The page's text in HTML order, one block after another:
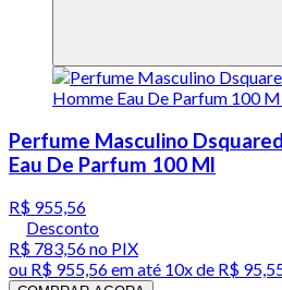
Perfume Masculino
Eau De Parfum 100 Ml
R$ 955,56
Desconto
R$ 783,56no PIX
ou R$ 955,56em até 10x de R$